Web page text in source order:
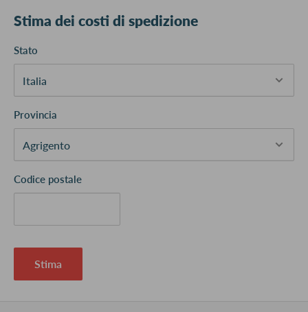
Stima dei costi di spedizione
Stato
Provincia
Codice postale
Stima